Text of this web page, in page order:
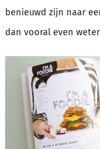
benieuwd zijn naar
dan vooral even